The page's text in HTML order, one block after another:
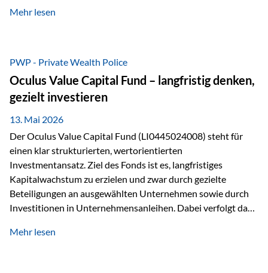
Faktoren für Investoren – begrenztes Angebot und
klassischer „Sicherheitsanker“ gilt, bieten Silber, Platin und
Palladium zusätzlich die Chance, von technologischen
Entwicklungen zu profitieren. Die Nachfrage entsteht nicht
nur durch Anleger, sondern vor allem durch die Industrie.
Gerade in…
Mehr lesen
PWP - Private Wealth Police
Oculus Value Capital Fund – langfristig denken,
gezielt investieren
13. Mai 2026
Der Oculus Value Capital Fund (LI0445024008) steht für
einen klar strukturierten, wertorientierten
Investmentansatz. Ziel des Fonds ist es, langfristiges
Kapitalwachstum zu erzielen und zwar durch gezielte
Beteiligungen an ausgewählten Unternehmen sowie durch
Investitionen in Unternehmensanleihen. Dabei verfolgt das
Marktbewegungen stehen im Fokus, sondern die
Mehr lesen